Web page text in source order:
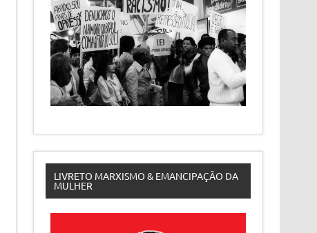
LIVRETO MARXISMO & EMANCIPAÇÃO DA
MULHER